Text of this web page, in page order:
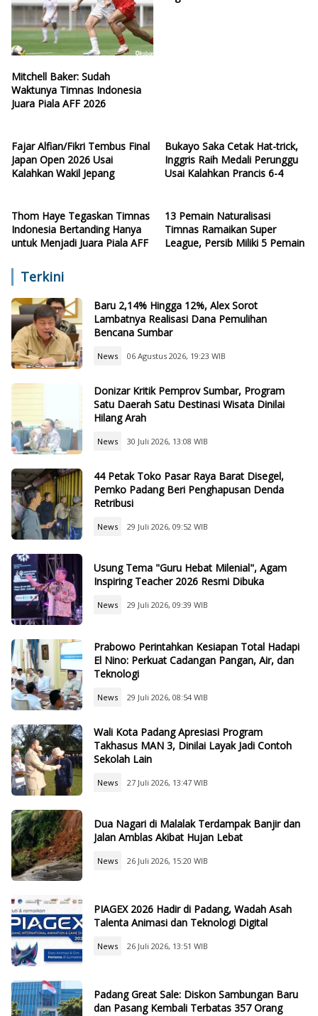
Mitchell Baker: Sudah
Waktunya Timnas Indonesia
Juara Piala AFF 2026
Fajar Alfian/Fikri Tembus Final
Japan Open 2026 Usai
Kalahkan Wakil Jepang
Bukayo Saka Cetak Hat-trick,
Inggris Raih Medali Perunggu
Usai Kalahkan Prancis 6-4
Thom Haye Tegaskan Timnas
Indonesia Bertanding Hanya
untuk Menjadi Juara Piala AFF
13 Pemain Naturalisasi
Timnas Ramaikan Super
League, Persib Miliki 5 Pemain
Terkini
Baru 2,14% Hingga 12%, Alex Sorot
Lambatnya Realisasi Dana Pemulihan
Bencana Sumbar
News 06 Agustus 2026, 19:23 WIB
Donizar Kritik Pemprov Sumbar, Program
Satu Daerah Satu Destinasi Wisata Dinilai
Hilang Arah
News 30 Juli 2026, 13:08 WIB
44 Petak Toko Pasar Raya Barat Disegel,
Pemko Padang Beri Penghapusan Denda
Retribusi
News 29 Juli 2026, 09:52 WIB
Usung Tema "Guru Hebat Milenial", Agam
Inspiring Teacher 2026 Resmi Dibuka
News 29 Juli 2026, 09:39 WIB
Prabowo Perintahkan Kesiapan Total Hadapi
El Nino: Perkuat Cadangan Pangan, Air, dan
Teknologi
News 29 Juli 2026, 08:54 WIB
Wali Kota Padang Apresiasi Program
Takhasus MAN 3, Dinilai Layak Jadi Contoh
Sekolah Lain
News 27 Juli 2026, 13:47 WIB
Dua Nagari di Malalak Terdampak Banjir dan
Jalan Amblas Akibat Hujan Lebat
News 26 Juli 2026, 15:20 WIB
PIAGEX 2026 Hadir di Padang, Wadah Asah
Talenta Animasi dan Teknologi Digital
News 26 Juli 2026, 13:51 WIB
Padang Great Sale: Diskon Sambungan Baru
dan Pasang Kembali Terbatas 357 Orang